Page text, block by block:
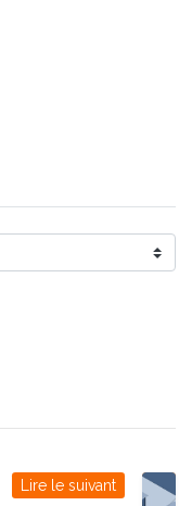
Lire le suivant